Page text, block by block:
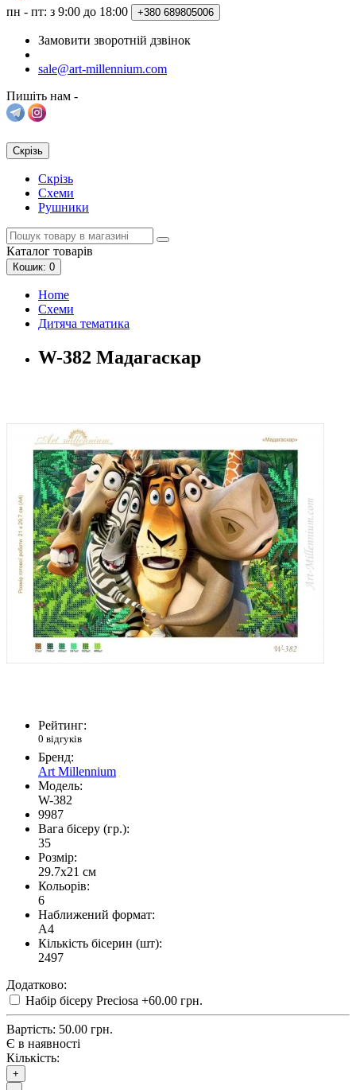
пн - пт: з 9:00 до 18:00 +380 689805006
Замовити зворотній дзвінок
sale@art-millennium.com
Пишіть нам -
Скрізь
Скрізь
Схеми
Рушники
Каталог товарів
Кошик: 0
Home
Схеми
Дитяча тематика
W-382 Мадагаскар
Рейтинг:
0 відгуків
Бренд:
Art Millennium
Модель:
W-382
9987
Вага бісеру (гр.):
35
Розмір:
29.7x21 см
Кольорів:
6
Наближений формат:
A4
Кількість бісерин (шт):
2497
Додатково:
Набір бісеру Preciosa +60.00 грн.
Вартість: 50.00 грн.
Є в наявності
Кількість:
+